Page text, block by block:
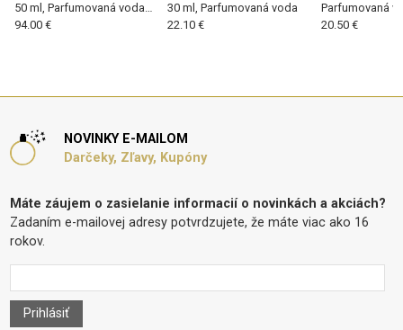
50 ml, Parfumovaná voda
Naplniteľný
94.00 €
30 ml, Parfumovaná voda
22.10 €
Parfumovaná
20.50 €
NOVINKY E-MAILOM
Darčeky, Zľavy, Kupóny
Máte záujem o zasielanie informacií o novinkách a akciách?
Zadaním e-mailovej adresy potvrdzujete, že máte viac ako 16
rokov.
Prihlásiť